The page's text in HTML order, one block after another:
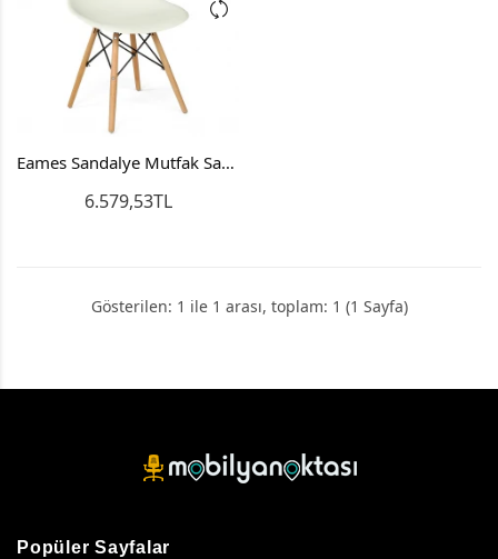
Eames Sandalye Mutfak Sandalyesi Ofis Sandalyesi Salon Sandalyesi
6.579,53TL
Gösterilen: 1 ile 1 arası, toplam: 1 (1 Sayfa)
Popüler Sayfalar